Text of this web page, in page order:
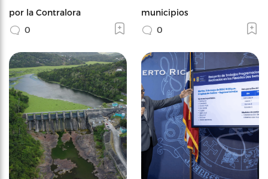
por la Contralora
0
municipios
0